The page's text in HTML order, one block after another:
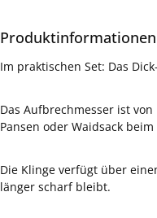
Im praktischen Set: Das
Das Aufbrechmesser ist
Pansen oder Waidsack
Die Klinge verfügt über
länger scharf bleibt.